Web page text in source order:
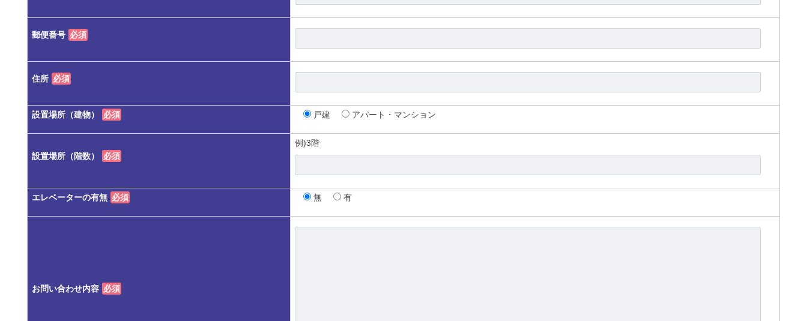
郵便番号 必須
住所 必須
設置場所（建物） 必須 戸建 アパート・マンション
設置場所（階数） 必須
例)3階
エレベーターの有無 必須 無 有
お問い合わせ内容 必須